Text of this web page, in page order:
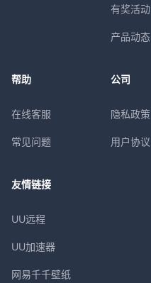
有奖活动
产品动态
帮助
在线客服
常见问题
公司
隐私政策
用户协议
友情链接
UU远程
UU加速器
网易千千壁纸